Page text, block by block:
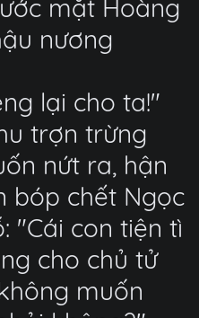
mặt Hoàng
nương
lại cho ta!"
trợn trừng
nứt ra, hận
bóp chết Ngọc
"Cái con tiện tì
cho chủ tử
muốn